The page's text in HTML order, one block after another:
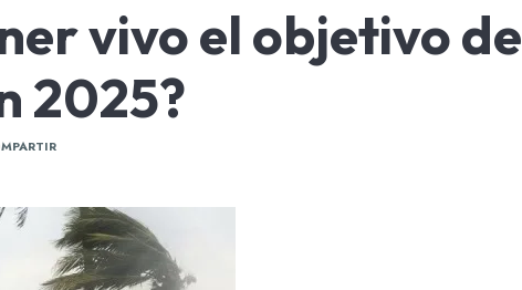
vivo el objetivo de
2025?